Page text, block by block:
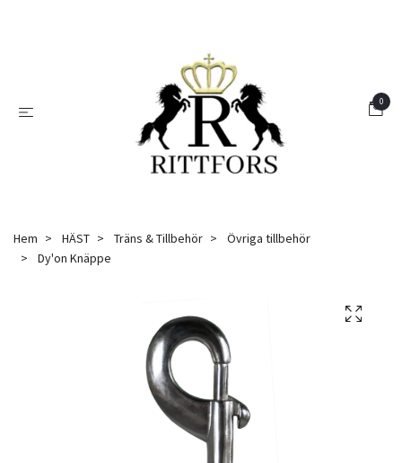
0
Hem HÄST Träns & Tillbehör
Övriga tillbehör
Dy'on Knäppe